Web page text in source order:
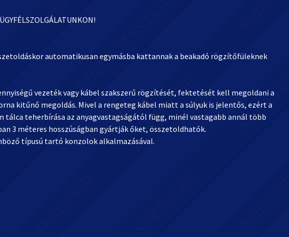
automatikusan egymásba kattannak a beakadó rögzítőfüleknek
vezeték vagy kábel szakszerű rögzítését, fektetését kell megoldani a
kitűnő megoldás. Mivel a rengeteg kábel miatt a súlyuk is jelentős, ezért a
teherbírása az anyagvastagságától függ, minél vastagabb annál több
3 méteres hosszúságban gyártják őket, összetoldhatók.
típusú tartó konzolok alkalmazásával.